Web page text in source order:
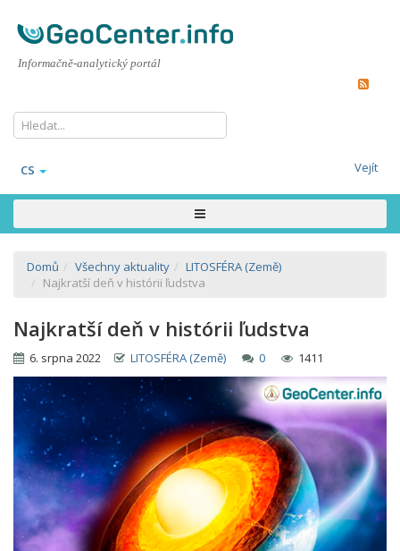
Informačně-analytický portál
CS Vejít
Domů Všechny aktuality
LITOSFÉRA (Země)
Najkratší deň v histórii ľudstva
Najkratší deň v histórii ľudstva
6. srpna 2022 LITOSFÉRA (Země) 0 1411